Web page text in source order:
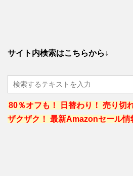
サイト内検索はこちらから↓
80％オフも！ 日替わり！ 売り切
ザクザク！ 最新Amazonセール情